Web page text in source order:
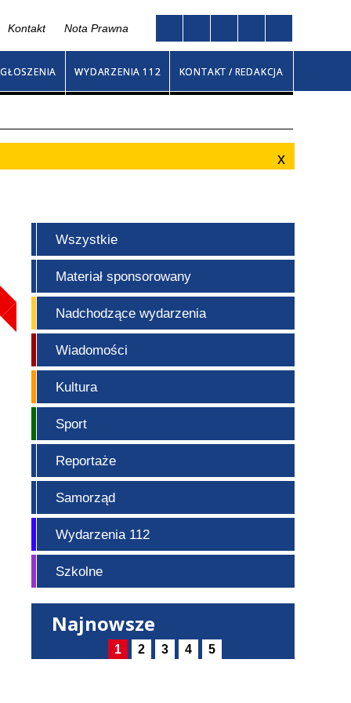
Kontakt Nota Prawna
WYDARZENIA 112 KONTAKT / REDAKCJA
Wszystkie
Materiał sponsorowany
Nadchodzące wydarzenia
Wiadomości
Kultura
Sport
Reportaże
Samorząd
Wydarzenia 112
Szkolne
Najnowsze
1 2 3 4 5